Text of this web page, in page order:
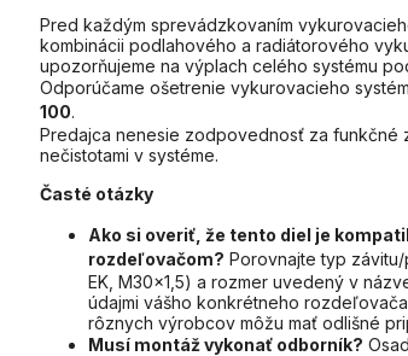
Pred každým sprevádzkovaním
kombinácii podlahového a radiátorového
upozorňujeme na výplach celého systému
Odporúčame ošetrenie vykurovacieho
100.
Predajca nenesie zodpovednosť za funkčné
nečistotami v systéme.
Časté otázky
Ako si overiť, že tento diel je
rozdeľovačom? Porovnajte typ
EK, M30x1,5) a rozmer uvedený v
údajmi vášho konkrétneho
rôznych výrobcov môžu mať odlišné
Musí montáž vykonať odborník?